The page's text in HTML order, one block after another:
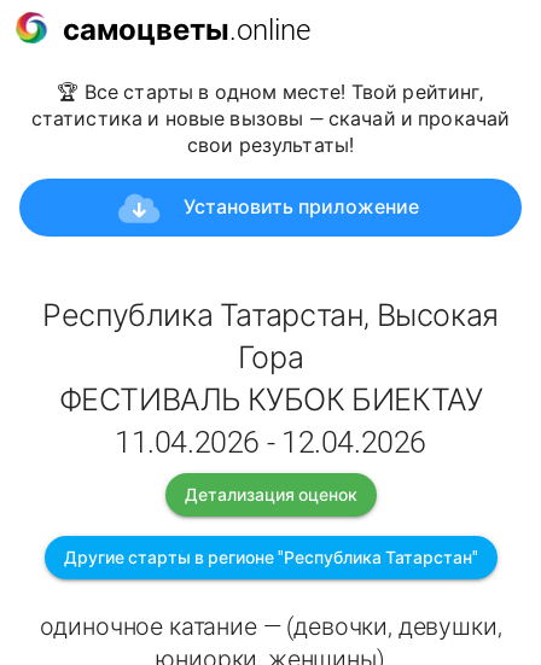
самоцветы.online
🏆 Все старты в одном месте! Твой рейтинг,
статистика и новые вызовы — скачай и прокачай
свои результаты!
Установить приложение
Республика Татарстан, Высокая
Гора
ФЕСТИВАЛЬ КУБОК БИЕКТАУ
11.04.2026 - 12.04.2026
Детализация оценок
Другие старты в регионе "Республика Татарстан"
одиночное катание — (девочки, девушки,